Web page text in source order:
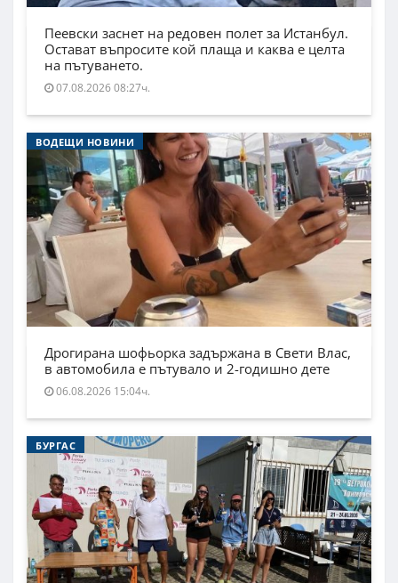
Пеевски заснет на редовен полет за Истанбул.
Остават въпросите кой плаща и каква е целта
на пътуването.
07.08.2026 08:27ч.
ВОДЕЩИ НОВИНИ
Дрогирана шофьорка задържана в Свети Влас,
в автомобила е пътувало и 2-годишно дете
06.08.2026 15:04ч.
БУРГАС